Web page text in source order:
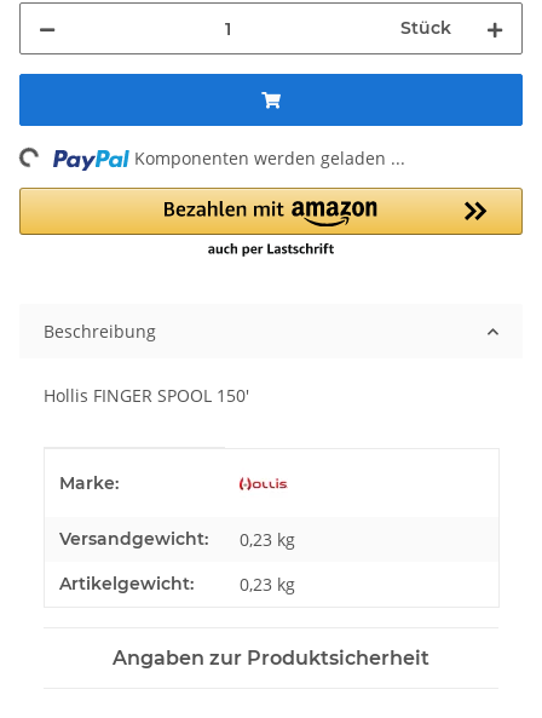
Stück
Komponenten werden geladen ...
Beschreibung
Hollis FINGER SPOOL 150'
Marke:
Versandgewicht: 0,23 kg
Artikelgewicht: 0,23 kg
Angaben zur Produktsicherheit